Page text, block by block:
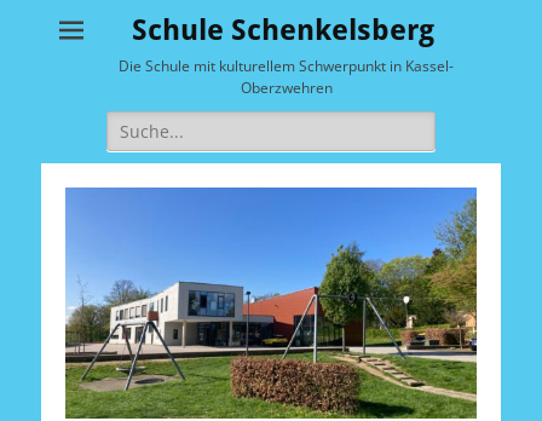
Schule Schenkelsberg
Die Schule mit kulturellem Schwerpunkt in Kassel-
Oberzwehren
Suche
nach: